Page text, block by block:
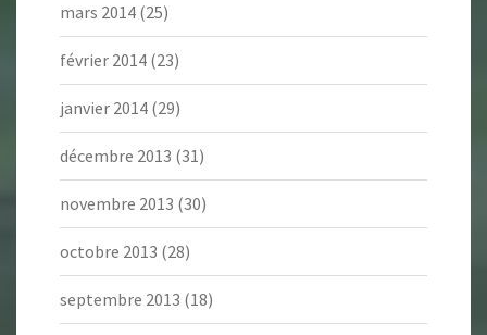
mars 2014 (25)
février 2014 (23)
janvier 2014 (29)
décembre 2013 (31)
novembre 2013 (30)
octobre 2013 (28)
septembre 2013 (18)